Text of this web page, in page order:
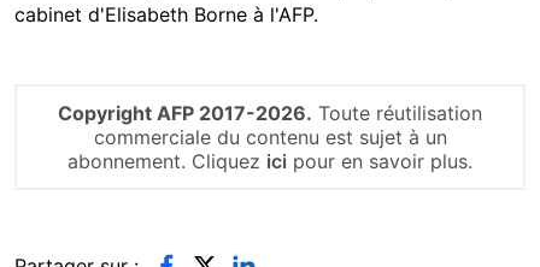
cabinet d'Elisabeth Borne à l'AFP.
Copyright AFP 2017-2026. Toute réutilisation
commerciale du contenu est sujet à un
abonnement. Cliquez ici pour en savoir plus.